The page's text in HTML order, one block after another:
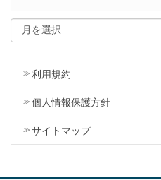
利用規約
個人情報保護方針
サイトマップ